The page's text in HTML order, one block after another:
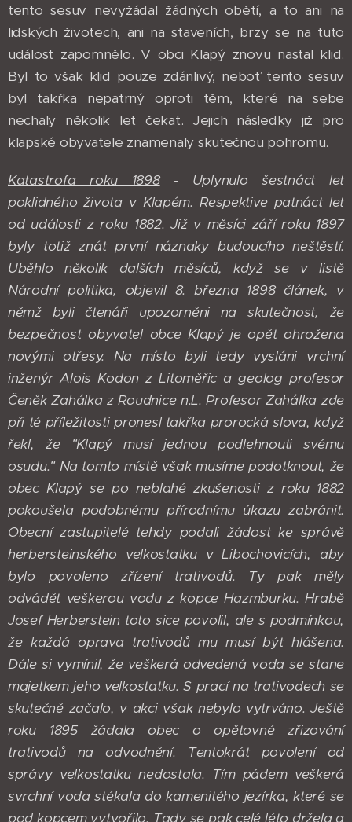
tento sesuv nevyžádal žádných obětí, a to ani na
lidských životech, ani na staveních, brzy se na tuto
událost zapomnělo. V obci Klapý znovu nastal klid.
Byl to však klid pouze zdánlivý, neboť tento sesuv
byl takřka nepatrný oproti těm, které na sebe
nechaly několik let čekat. Jejich následky již pro
klapské obyvatele znamenaly skutečnou pohromu.
Katastrofa roku 1898- Uplynulo šestnáct let
poklidného života v Klapém. Respektive patnáct let
od události z roku 1882. Již v měsíci září roku 1897
byly totiž znát první náznaky budoucího neštěstí.
Uběhlo několik dalších měsíců, když se v listě
Národní politika, objevil 8. března 1898 článek, v
němž byli čtenáři upozorněni na skutečnost, že
bezpečnost obyvatel obce Klapý je opět ohrožena
novými otřesy. Na místo byli tedy vysláni vrchní
inženýr Alois Kodon z Litoměřic a geolog profesor
Čeněk Zahálka z Roudnice n.L. Profesor Zahálka zde
při té příležitosti pronesl takřka prorocká slova, když
řekl, že "Klapý musí jednou podlehnouti svému
osudu." Na tomto místě však musíme podotknout, že
obec Klapý se po neblahé zkušenosti z roku 1882
pokoušela podobnému přírodnímu úkazu zabránit.
Obecní zastupitelé tehdy podali žádost ke správě
herbersteinského velkostatku v Libochovicích, aby
bylo povoleno zřízení trativodů. Ty pak měly
odvádět veškerou vodu z kopce Hazmburku. Hrabě
Josef Herberstein toto sice povolil, ale s podmínkou,
že každá oprava trativodů mu musí být hlášena.
Dále si vymínil, že veškerá odvedená voda se stane
majetkem jeho velkostatku. S prací na trativodech se
skutečně začalo, v akci však nebylo vytrváno. Ještě
roku 1895 žádala obec o opětovné zřizování
trativodů na odvodnění. Tentokrát povolení od
správy velkostatku nedostala. Tím pádem veškerá
svrchní voda stékala do kamenitého jezírka, které se
pod kopcem vytvořilo. Tady se pak celé léto držela a